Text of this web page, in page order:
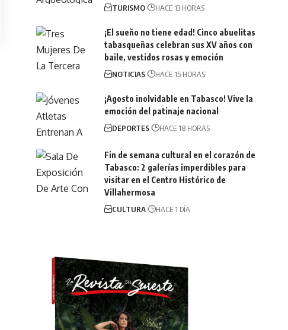
TURISMO HACE 13 HORAS
¡El sueño no tiene edad! Cinco abuelitas
tabasqueñas celebran sus XV años con
baile, vestidos rosas y emoción
NOTICIAS HACE 15 HORAS
¡Agosto inolvidable en Tabasco! Vive la
emoción del patinaje nacional
DEPORTES HACE 18 HORAS
Fin de semana cultural en el corazón de
Tabasco: 2 galerías imperdibles para
visitar en el Centro Histórico de
Villahermosa
CULTURA HACE 1 DÍA